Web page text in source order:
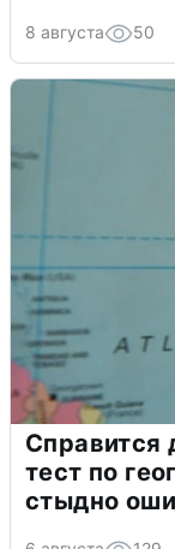
8 августа 50
Справится
тест по
стыдно